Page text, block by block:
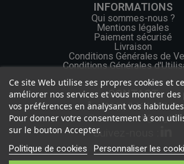
INFORMATIONS
Qui sommes-nous ?
Mentions légales
Paiement sécurisé
Livraison
Conditions Générales de
Conditions Générales
CONTACT
+33 (0) 2 46 65 57 43
contact.web@ocgf.fr
Suivez-nous :
Ce site Web utilise ses propres cookies et
améliorer nos services et vous montrer
vos préférences en analysant vos
Pour donner votre consentement à son
sur le bouton Accepter.
Politique de cookies Personnaliser les